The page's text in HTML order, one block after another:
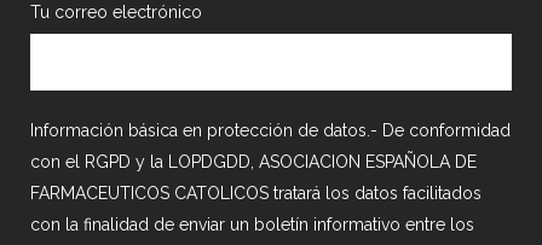
Tu correo electrónico
Información básica en protección de datos.- De conformidad
con el RGPD y la LOPDGDD, ASOCIACION ESPAÑOLA DE
FARMACEUTICOS CATOLICOS tratará los datos facilitados
con la finalidad de enviar un boletín informativo entre los